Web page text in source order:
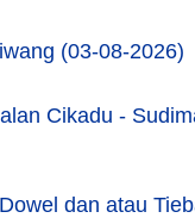
(03-08-2026)
Cikadu -
dan atau